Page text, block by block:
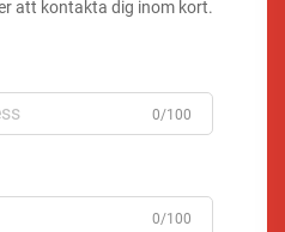
att kontakta dig inom kort.
0/100
0/100